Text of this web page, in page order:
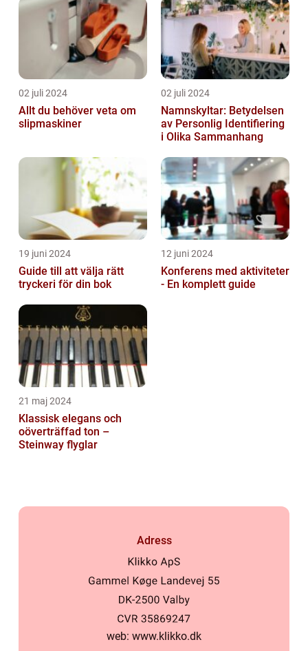
02 juli 2024
Allt du behöver veta om
slipmaskiner
02 juli 2024
Namnskyltar: Betydelsen
av Personlig Identifiering
i Olika Sammanhang
19 juni 2024
Guide till att välja rätt
tryckeri för din bok
12 juni 2024
Konferens med aktiviteter
- En komplett guide
21 maj 2024
Klassisk elegans och
oöverträffad ton –
Steinway flyglar
Adress
web: www.klikko.dk